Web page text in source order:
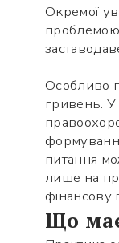
Окремої
проблемою
Особливо
гривень. У
питання
лише на
фінансову
Що